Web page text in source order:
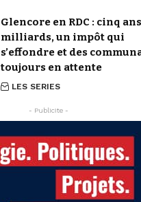
Glencore en RDC : cinq
milliards, un impôt qui
s’effondre et des
toujours en attente
LES SERIES
- Publicite -